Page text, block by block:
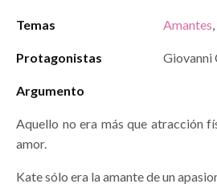
Temas Amantes,
Protagonistas Giovanni
Argumento
Aquello no era más que atracción
amor.
Kate sólo era la amante de un